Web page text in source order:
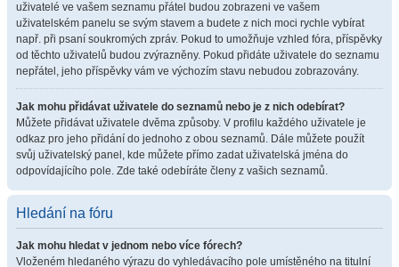
uživatelé ve vašem seznamu přátel budou zobrazeni ve vašem
uživatelském panelu se svým stavem a budete z nich moci rychle vybírat
např. při psaní soukromých zpráv. Pokud to umožňuje vzhled fóra, příspěvky
od těchto uživatelů budou zvýrazněny. Pokud přidáte uživatele do seznamu
nepřátel, jeho příspěvky vám ve výchozím stavu nebudou zobrazovány.
Jak mohu přidávat uživatele do seznamů nebo je z nich odebírat?
Můžete přidávat uživatele dvěma způsoby. V profilu každého uživatele je
odkaz pro jeho přidání do jednoho z obou seznamů. Dále můžete použít
svůj uživatelský panel, kde můžete přímo zadat uživatelská jména do
odpovídajícího pole. Zde také odebíráte členy z vašich seznamů.
Hledání na fóru
Jak mohu hledat v jednom nebo více fórech?
Vloženém hledaného výrazu do vyhledávacího pole umístěného na titulní